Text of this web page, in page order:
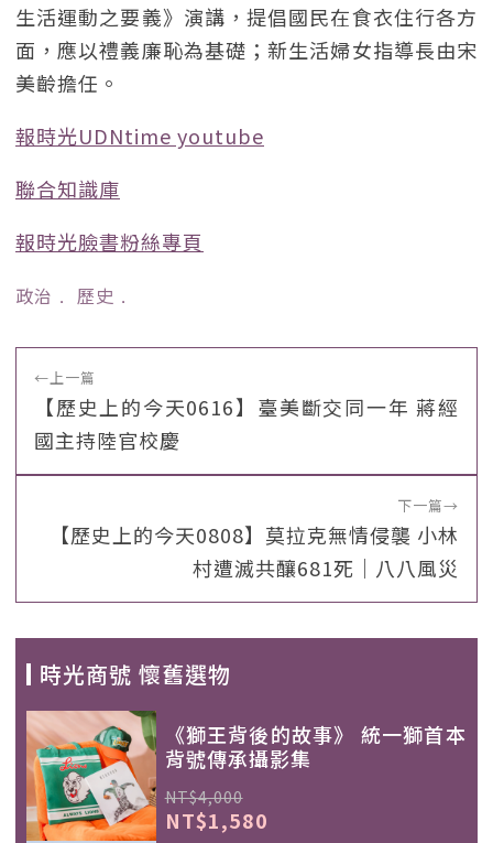
生活運動之要義》演講，提倡國民在食衣住行各方
面，應以禮義廉恥為基礎；新生活婦女指導長由宋
美齡擔任。
報時光UDNtime youtube
聯合知識庫
報時光臉書粉絲專頁
政治 ﹒ 歷史 ﹒
←上一篇
【歷史上的今天0616】臺美斷交同一年 蔣經
國主持陸官校慶
下一篇→
【歷史上的今天0808】莫拉克無情侵襲 小林
村遭滅共釀681死｜八八風災
時光商號 懷舊選物
《獅王背後的故事》 統一獅首本
背號傳承攝影集
NT$4,000
NT$1,580